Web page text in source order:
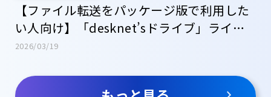
【ファイル転送をパッケージ版で利用した
い人向け】「desknet’sドライブ」ライセ
ンス
2026/03/19